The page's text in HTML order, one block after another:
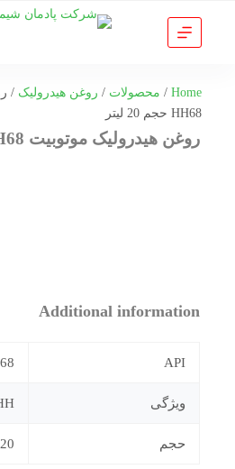
Home
/ محصولات / روغن هیدرولیک /
HH68 حجم 20 لیتر
روغن هیدرولیک موتوبیت HH68 حجم 20 لیتر
Additional information
API
68
ویژگی
حجم 20لیتر